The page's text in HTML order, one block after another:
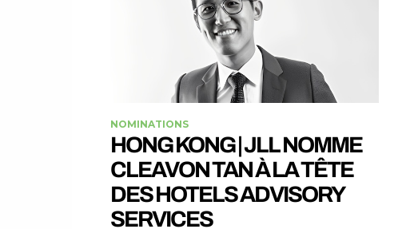
NOMINATIONS
HONG KONG | JLL NOMME
CLEAVON TAN À LA TÊTE
DES HOTELS ADVISORY
SERVICES